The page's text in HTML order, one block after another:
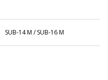
SUB-14 M / SUB-16 M